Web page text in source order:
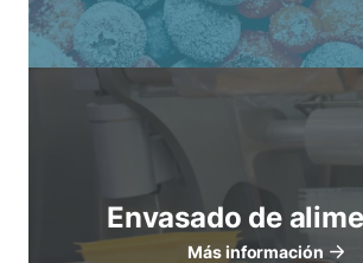
Envasado de
Más información